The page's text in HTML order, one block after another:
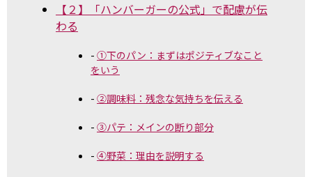
【２】「ハンバーガーの公式」で配慮が伝
わる
①下のパン：まずはポジティブなこと
をいう
②調味料：残念な気持ちを伝える
③パテ：メインの断り部分
④野菜：理由を説明する